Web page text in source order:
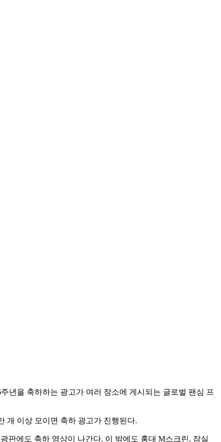
년을 축하하는 광고가 여러 장소에 게시되는 글로벌 팬심 프
개 이상 모이면 축하 광고가 진행된다.
판에도 축하 영상이 나간다. 이 밖에도 홍대 M스크린, 잠실